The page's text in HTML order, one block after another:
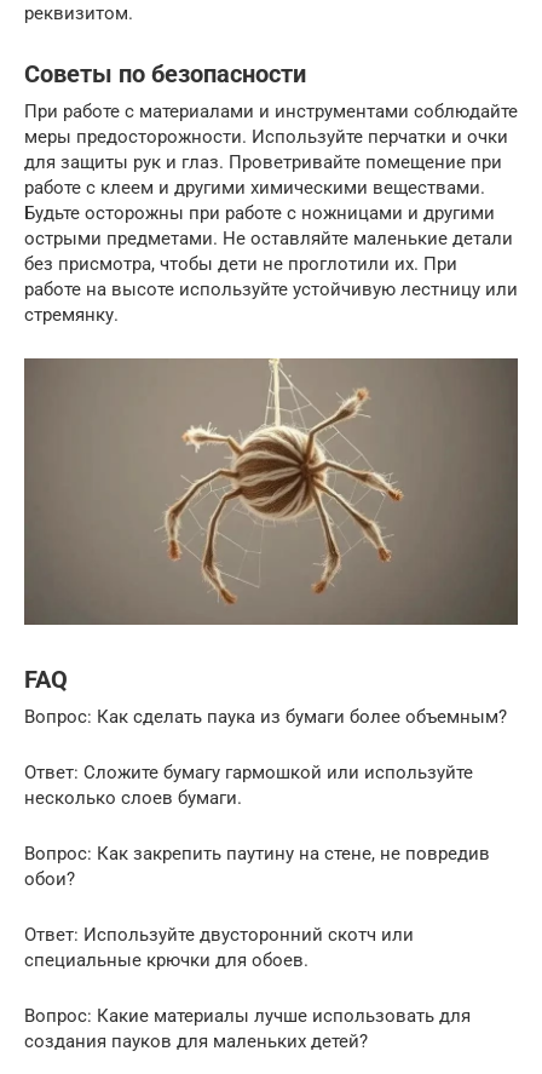
реквизитом.
Советы по безопасности
При работе с материалами и инструментами соблюдайте
меры предосторожности. Используйте перчатки и очки
для защиты рук и глаз. Проветривайте помещение при
работе с клеем и другими химическими веществами.
Будьте осторожны при работе с ножницами и другими
острыми предметами. Не оставляйте маленькие детали
без присмотра, чтобы дети не проглотили их. При
работе на высоте используйте устойчивую лестницу или
стремянку.
FAQ
Вопрос: Как сделать паука из бумаги более объемным?
Ответ: Сложите бумагу гармошкой или используйте
несколько слоев бумаги.
Вопрос: Как закрепить паутину на стене, не повредив
обои?
Ответ: Используйте двусторонний скотч или
специальные крючки для обоев.
Вопрос: Какие материалы лучше использовать для
создания пауков для маленьких детей?